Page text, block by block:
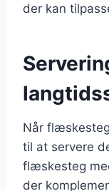
der kan
Når
til at servere
flæskesteg
der